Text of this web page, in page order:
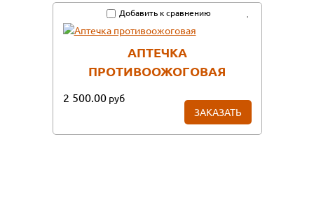
Добавить к сравнению
АПТЕЧКА
ПРОТИВООЖОГОВАЯ
2 500.00 руб
ЗАКАЗАТЬ